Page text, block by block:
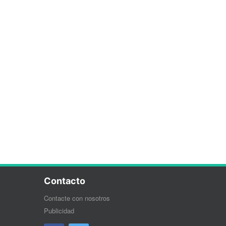
Contacto
Contacte con nosotros
Publicidad